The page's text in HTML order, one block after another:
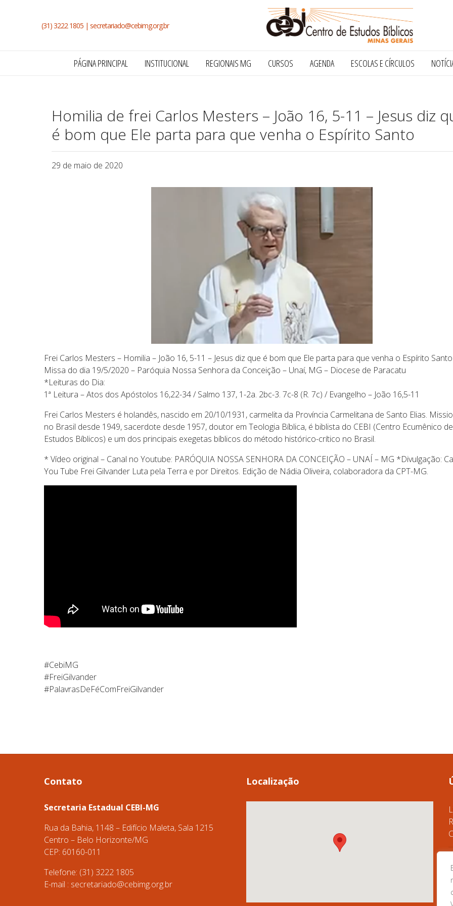
(31) 3222 1805 | secretariado@cebimg.org.br
PÁGINA PRINCIPAL INSTITUCIONAL REGIONAIS MG CURSOS AGENDA ESCOLAS E CÍRCULOS
Homilia de frei Carlos Mesters – João 16, 5-11 – Jesus diz
é bom que Ele parta para que venha o Espírito Santo
29 de maio de 2020
Frei Carlos Mesters – Homilia – João 16, 5-11 – Jesus diz que é bom que Ele parta para que venha o Espírito
Missa do dia 19/5/2020 – Paróquia Nossa Senhora da Conceição – Unaí, MG – Diocese de Paracatu
*Leituras do Dia:
1ª Leitura – Atos dos Apóstolos 16,22-34 / Salmo 137, 1-2a. 2bc-3. 7c-8 (R. 7c) / Evangelho – João 16,5-11
Frei Carlos Mesters é holandês, nascido em 20/10/1931, carmelita da Província Carmelitana de Santo Elias.
no Brasil desde 1949, sacerdote desde 1957, doutor em Teologia Bíblica, é biblista do CEBI (Centro Ecumênico de
Estudos Bíblicos) e um dos principais exegetas bíblicos do método histórico-crítico no Brasil.
* Vídeo original – Canal no Youtube: PARÓQUIA NOSSA SENHORA DA CONCEIÇÃO – UNAÍ – MG *Divulgação:
You Tube Frei Gilvander Luta pela Terra e por Direitos. Edição de Nádia Oliveira, colaboradora da CPT-MG.
#CebiMG
#FreiGilvander
#PalavrasDeFéComFreiGilvander
Contato
Secretaria Estadual CEBI-MG
Rua da Bahia, 1148 – Edifício Maleta, Sala 1215
Centro – Belo Horizonte/MG
CEP: 60160-011
Telefone: (31) 3222 1805
E-mail : secretariado@cebimg.org.br
Localização